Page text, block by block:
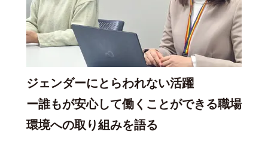
ジェンダーにとらわれない活躍
ー誰もが安心して働くことができる職場
環境への取り組みを語る